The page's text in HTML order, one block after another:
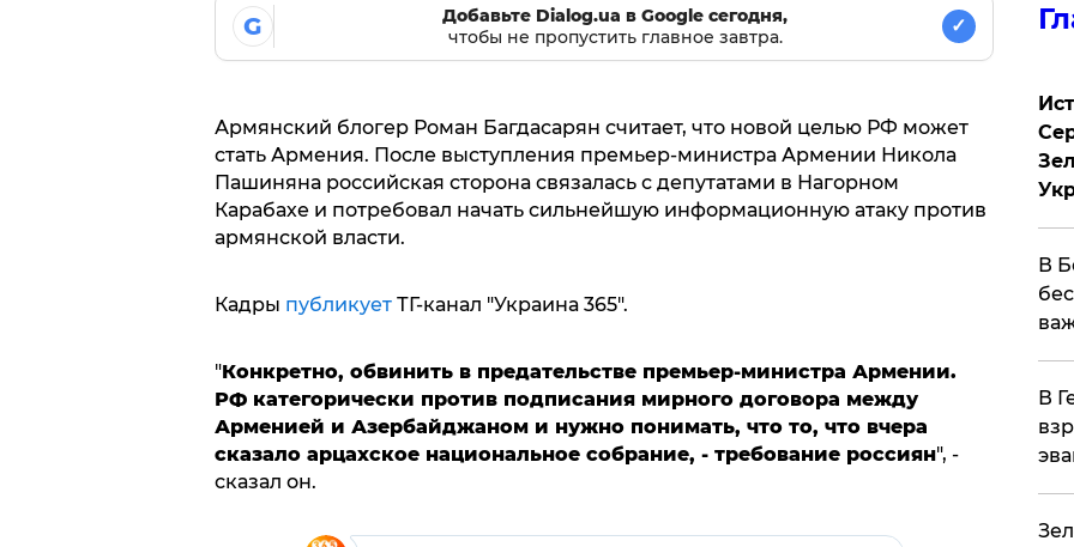
G
Добавьте Dialog.ua в Google сегодня,
чтобы не пропустить главное завтра.
✓
Армянский блогер Роман Багдасарян считает, что новой целью РФ может
стать Армения. После выступления премьер-министра Армении Никола
Пашиняна российская сторона связалась с депутатами в Нагорном
Карабахе и потребовал начать сильнейшую информационную атаку против
армянской власти.
Кадры публикует ТГ-канал "Украина 365".
"Конкретно, обвинить в предательстве премьер-министра Армении.
РФ категорически против подписания мирного договора между
Арменией и Азербайджаном и нужно понимать, что то, что вчера
сказало арцахское национальное собрание, - требование россиян", -
сказал он.
В
В